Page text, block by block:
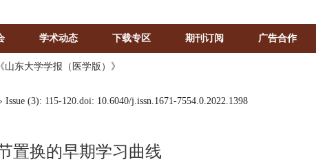
学术动态 下载专区 期刊订阅 广告合作
山东大学学报（医学版）》
Issue (3): 115-120.doi: 10.6040/j.issn.1671-7554.0.2022.1398
置换的早期学习曲线